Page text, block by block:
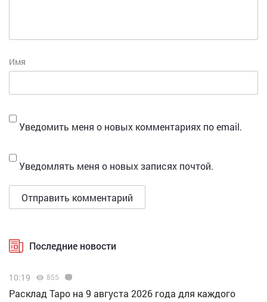
Имя
Уведомить меня о новых комментариях по email.
Уведомлять меня о новых записях почтой.
Последние новости
10:19 855
Расклад Таро на 9 августа 2026 года для каждого